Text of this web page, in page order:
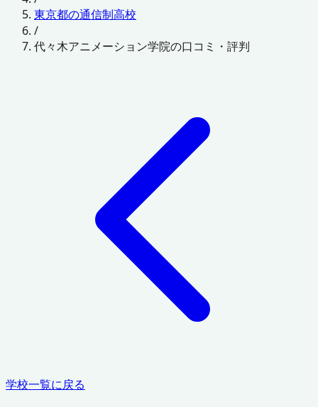
東京都の通信制高校
/
代々木アニメーション学院の口コミ・評判
学校一覧に戻る